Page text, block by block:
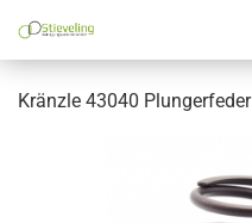
Kränzle 43040 Plungerfeder